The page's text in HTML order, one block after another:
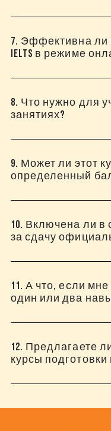
7. Эффективна ли
IELTS в режиме
8. Что нужно для
занятиях?
9. Может ли этот
определенный
10. Включена ли в
за сдачу
11. А что, если
один или два
12. Предлагаете
курсы подготовки